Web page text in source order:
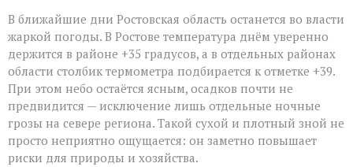
В ближайшие дни Ростовская область останется во власти
жаркой погоды. В Ростове температура днём уверенно
держится в районе +35 градусов, а в отдельных районах
области столбик термометра подбирается к отметке +39.
При этом небо остаётся ясным, осадков почти не
предвидится — исключение лишь отдельные ночные
грозы на севере региона. Такой сухой и плотный зной не
просто неприятно ощущается: он заметно повышает
риски для природы и хозяйства.